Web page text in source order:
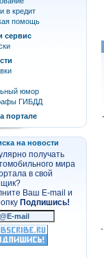
в кредит
помощь
сервис
юмор
ГИБДД
портале
на новости
получать
мира
в свой
Ваш E-mail и
Подпишись!